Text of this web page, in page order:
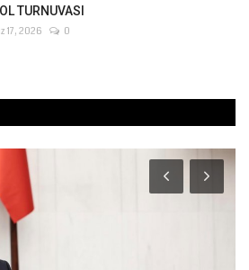
TURNUVASI
17, 2026 0